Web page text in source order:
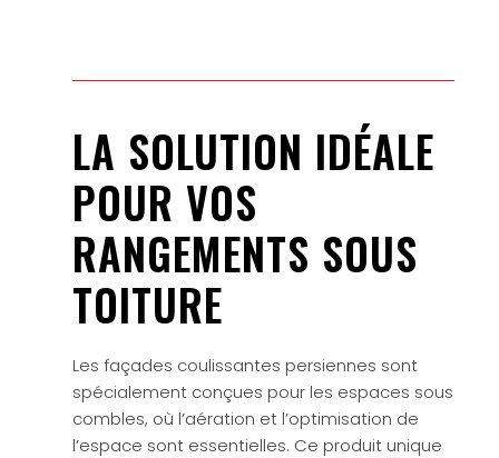
LA SOLUTION IDÉALE
POUR VOS
RANGEMENTS SOUS
TOITURE
Les façades coulissantes persiennes sont
spécialement conçues pour les espaces sous
combles, où l’aération et l’optimisation de
l’espace sont essentielles. Ce produit unique